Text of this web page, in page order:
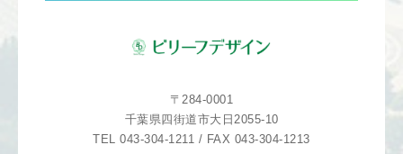
〒284-0001
千葉県四街道市大日2055-10
TEL 043-304-1211 / FAX 043-304-1213